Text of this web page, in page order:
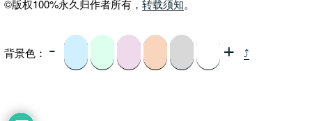
©版权100%永久归作者所有， 转载须知。
背景色： - + ⤴